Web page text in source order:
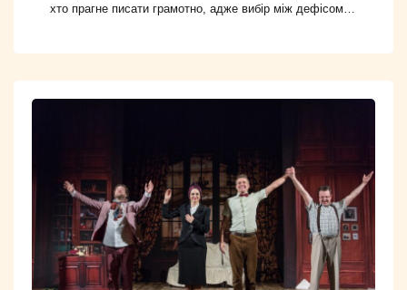
хто прагне писати грамотно, адже вибір між дефісом…